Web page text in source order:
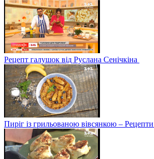
Рецепт галушок від Руслана Сенічкіна
Пиріг із грильованою вівсянкою –